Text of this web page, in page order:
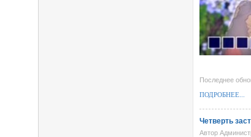
Последнее
ПОДРОБНЕЕ...
Четверть
Автор